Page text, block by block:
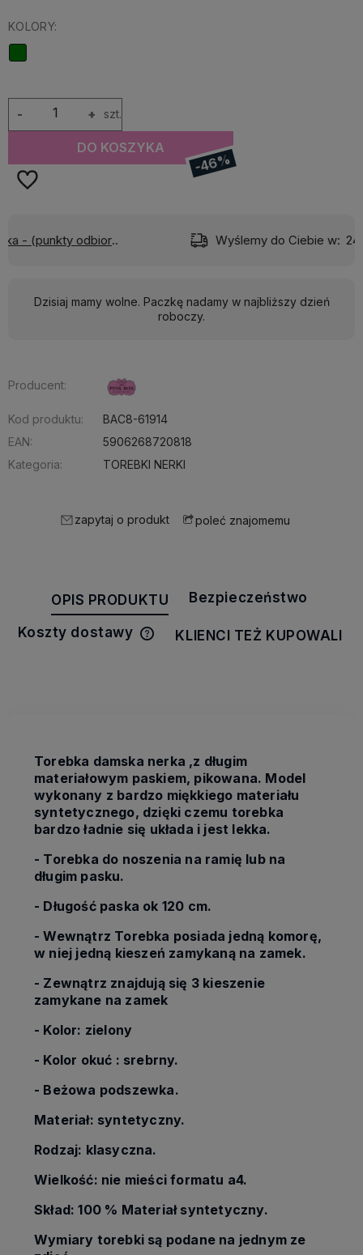
KOLORY:
+
- szt.
DO KOSZYKA
-46%
Wyślemy do Ciebie w: 24 godziny
Dzisiaj mamy wolne. Paczkę nadamy w najbliższy dzień
roboczy.
Producent:
Kod produktu:
BAC8-61914
EAN:
5906268720818
Kategoria:
TOREBKI NERKI
zapytaj o produkt poleć znajomemu
OPIS PRODUKTU Bezpieczeństwo
Koszty dostawy
Cena nie zawiera ewentualnych
KLIENCI TEŻ KUPOWALI
Torebka damska nerka ,z długim
materiałowym paskiem, pikowana. Model
wykonany z bardzo miękkiego materiału
syntetycznego, dzięki czemu torebka
bardzo ładnie się układa i jest lekka.
- Torebka do noszenia na ramię lub na
długim pasku.
- Długość paska ok 120 cm.
- Wewnątrz Torebka posiada jedną komorę,
w niej jedną kieszeń zamykaną na zamek.
- Zewnątrz znajdują się 3 kieszenie
zamykane na zamek
- Kolor: zielony
- Kolor okuć : srebrny.
- Beżowa podszewka.
Materiał: syntetyczny.
Rodzaj: klasyczna.
Wielkość: nie mieści formatu a4.
Skład: 100 % Materiał syntetyczny.
Wymiary torebki są podane na jednym ze